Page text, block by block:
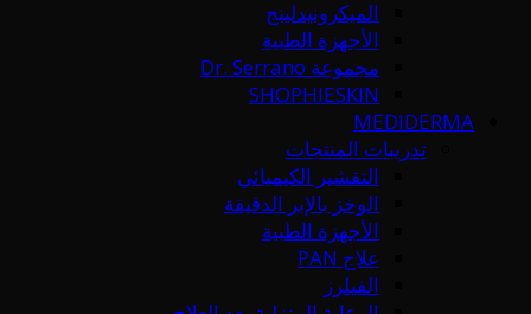
الميكرونيدلينج
الأجهزة الطبية
مجموعة Dr. Serrano
SHOPHIESKIN
MEDIDERMA
تدريبات المنتجات
التقشير الكيميائي
الوخز بالإبر الدقيقة
الأجهزة الطبية
علاج PAN
الفيلرز